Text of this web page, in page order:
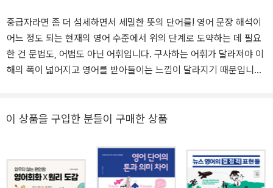
중급자라면 좀 더 섬세하면서 세밀한 뜻의 단어를! 영어 문장 해석이
어느 정도 되는 현재의 영어 수준에서 위의 단계로 도약하는 데 필요
한 건 문법도, 어법도 아닌 어휘입니다. 구사하는 어휘가 달라져야 이
해의 폭이 넓어지고 영어를 받아들이는 느낌이 달라지기 때문입니다.
있는 단어는 하나뿐이라는 사실을 인정해야 합니다. 이는 비슷한 단
누어 안다는 의미입니다. 이것이 필요한 건 그 수준의 독자들이 읽어
야 할 양서와 격조 있는 기사 지문에서 쓰이는 단어들의 양상이 그렇
기 때문입니다. <중급 영어로 가는 결정적 단어들>에서는 격조 있는
이 상품을 구입한 분들이 구매한 상품